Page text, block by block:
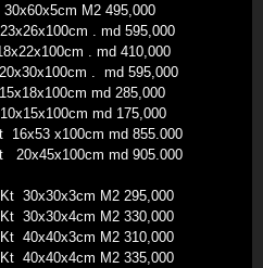
30x60x5cm M2 495,000
23x26x100cm . md 595,000
. md 410,000
20x30x100cm . md 595,000
15x18x100cm md 285,000
10x15x100cm md 175,000
x100cm md 855.000
md 905.000
30x30x3cm M2 295,000
30x30x4cm M2 330,000
40x40x3cm M2 310,000
40x40x4cm M2 335,000